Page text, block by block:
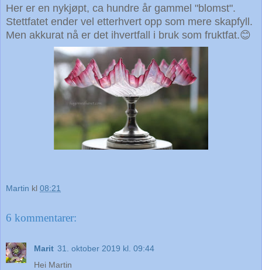
Her er en nykjøpt, ca hundre år gammel "blomst".
Stettfatet ender vel etterhvert opp som mere skapfyll.
Men akkurat nå er det ihvertfall i bruk som fruktfat.😊
Martin kl 08:21
6 kommentarer:
Marit 31. oktober 2019 kl. 09:44
Hei Martin